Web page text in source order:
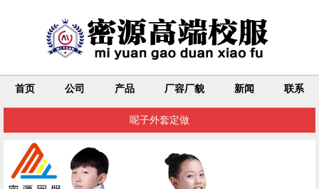
首页 公司 产品 厂容厂貌 新闻 联系
呢子外套定做